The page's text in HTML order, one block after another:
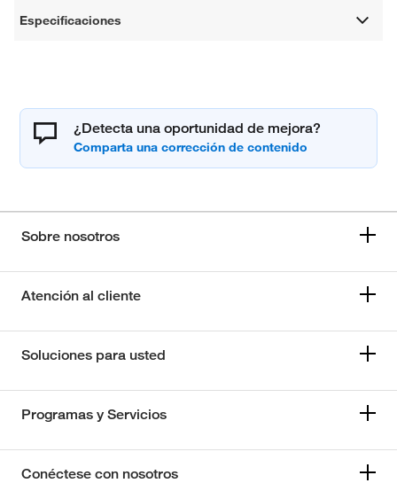
Especificaciones
¿Detecta una oportunidad de mejora?
Sobre nosotros
Atención al cliente
Soluciones para usted
Programas y Servicios
Conéctese con nosotros